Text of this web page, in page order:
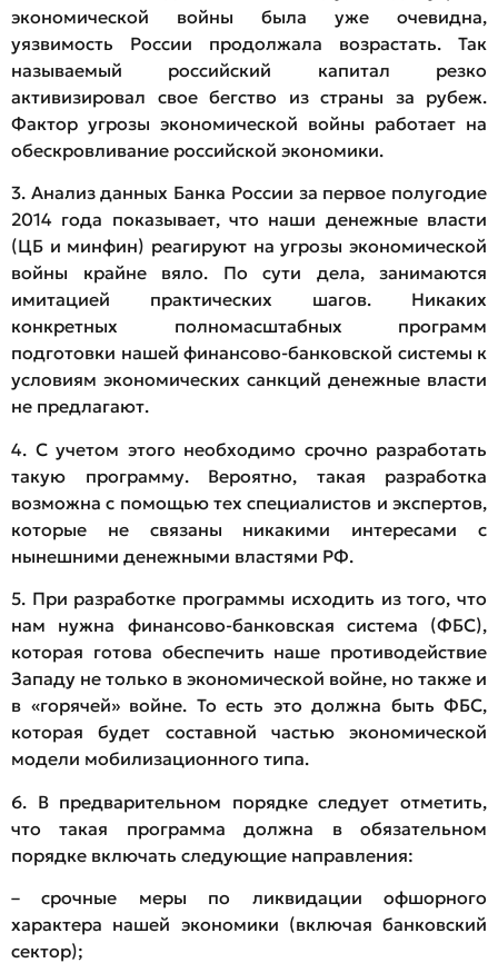
экономической войны была уже очевидна,
уязвимость России продолжала возрастать. Так
называемый российский капитал резко
активизировал свое бегство из страны за рубеж.
Фактор угрозы экономической войны работает на
обескровливание российской экономики.
3. Анализ данных Банка России за первое полугодие
2014 года показывает, что наши денежные власти
(ЦБ и минфин) реагируют на угрозы экономической
войны крайне вяло. По сути дела, занимаются
имитацией практических шагов. Никаких
конкретных полномасштабных программ
подготовки нашей финансово-банковской системы к
условиям экономических санкций денежные власти
не предлагают.
4. С учетом этого необходимо срочно разработать
такую программу. Вероятно, такая разработка
возможна с помощью тех специалистов и экспертов,
которые не связаны никакими интересами с
нынешними денежными властями РФ.
5. При разработке программы исходить из того, что
нам нужна финансово-банковская система (ФБС),
которая готова обеспечить наше противодействие
Западу не только в экономической войне, но также и
в «горячей» войне. То есть это должна быть ФБС,
которая будет составной частью экономической
модели мобилизационного типа.
6. В предварительном порядке следует отметить,
что такая программа должна в обязательном
порядке включать следующие направления:
– срочные меры по ликвидации офшорного
характера нашей экономики (включая банковский
сектор);